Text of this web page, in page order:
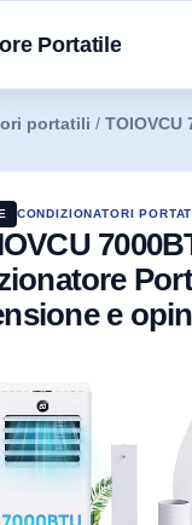
Portatile
portatili / TOIOVCU
CONDIZIONATORI
e